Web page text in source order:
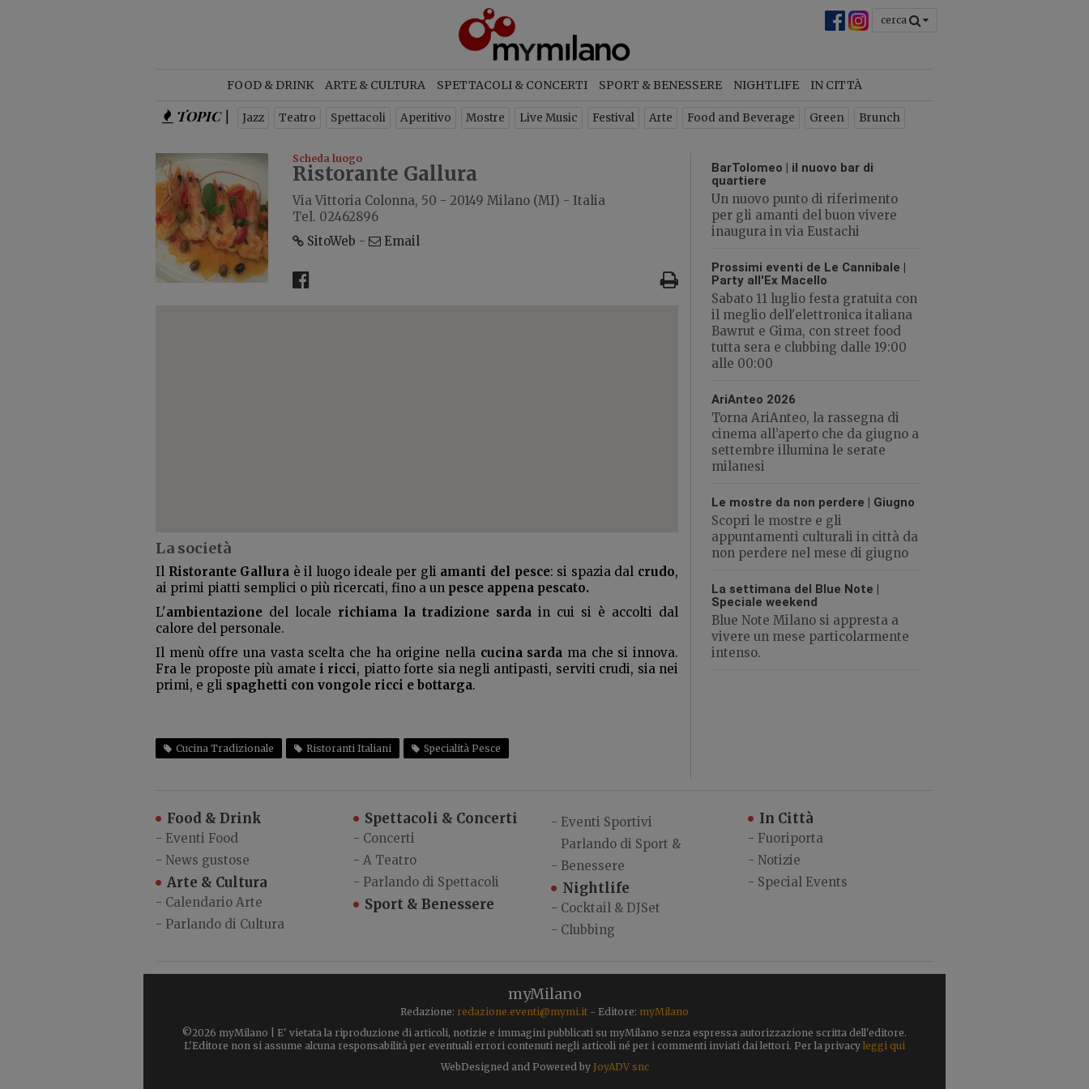
cerca
FOOD & DRINK ARTE & CULTURA SPETTACOLI & CONCERTI SPORT & BENESSERE NIGHTLIFE IN CITTÀ
TOPIC | Jazz Teatro Spettacoli Aperitivo Mostre Live Music Festival Arte Food and Beverage Green Brunch
Scheda luogo
Ristorante Gallura
Via Vittoria Colonna, 50 - 20149 Milano (MI) - Italia
Tel. 02462896
SitoWeb - Email
La società
Il Ristorante Gallura è il luogo ideale per gli amanti del pesce: si spazia dal crudo,
ai primi piatti semplici o più ricercati, fino a un pesce appena pescato.
L'ambientazione del locale richiama la tradizione sarda in cui si è accolti dal
calore del personale.
Il menù offre una vasta scelta che ha origine nella cucina sarda ma che si innova.
Fra le proposte più amate i ricci, piatto forte sia negli antipasti, serviti crudi, sia nei
primi, e gli spaghetti con vongole ricci e bottarga.
Cucina Tradizionale Ristoranti Italiani Specialità Pesce
BarTolomeo | il nuovo bar di
quartiere
Un nuovo punto di riferimento
per gli amanti del buon vivere
inaugura in via Eustachi
Prossimi eventi de Le Cannibale |
Party all'Ex Macello
Sabato 11 luglio festa gratuita con
il meglio dell'elettronica italiana
Bawrut e Gima, con street food
tutta sera e clubbing dalle 19:00
alle 00:00
AriAnteo 2026
Torna AriAnteo, la rassegna di
cinema all’aperto che da giugno a
settembre illumina le serate
milanesi
Le mostre da non perdere | Giugno
Scopri le mostre e gli
appuntamenti culturali in città da
non perdere nel mese di giugno
La settimana del Blue Note |
Speciale weekend
Blue Note Milano si appresta a
vivere un mese particolarmente
intenso.
Food & Drink
- Eventi Food
- News gustose
Arte & Cultura
- Calendario Arte
- Parlando di Cultura
Spettacoli & Concerti
- Concerti
- A Teatro
- Parlando di Spettacoli
Sport & Benessere
- Eventi Sportivi
-
Parlando di Sport &
Benessere
Nightlife
- Cocktail & DJSet
- Clubbing
In Città
- Fuoriporta
- Notizie
- Special Events
myMilano
Redazione: redazione.eventi@mymi.it - Editore: myMilano
©2026 myMilano | E' vietata la riproduzione di articoli, notizie e immagini pubblicati su myMilano senza espressa autorizzazione scritta dell'editore.
L'Editore non si assume alcuna responsabilità per eventuali errori contenuti negli articoli né per i commenti inviati dai lettori. Per la privacy leggi qui
WebDesigned and Powered by JoyADV snc
Iscriviti per ricevere ogni settimana la
newsletter con gli eventi di Milano
ISCRIVITI
CHIUDI